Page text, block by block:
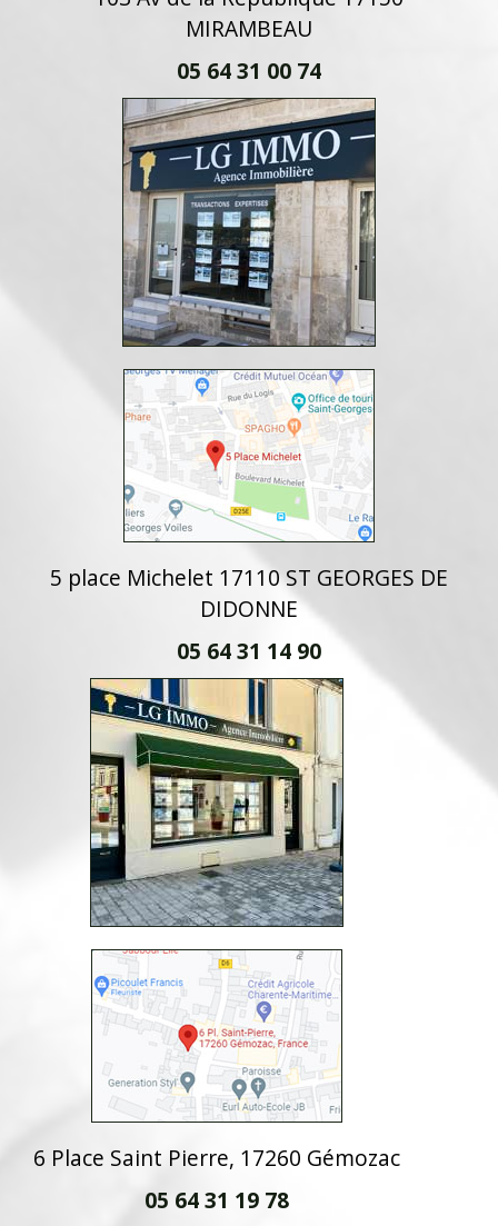
MIRAMBEAU
05 64 31 00 74
5 place Michelet 17110 ST GEORGES DE
DIDONNE
05 64 31 14 90
6 Place Saint Pierre, 17260 Gémozac
05 64 31 19 78